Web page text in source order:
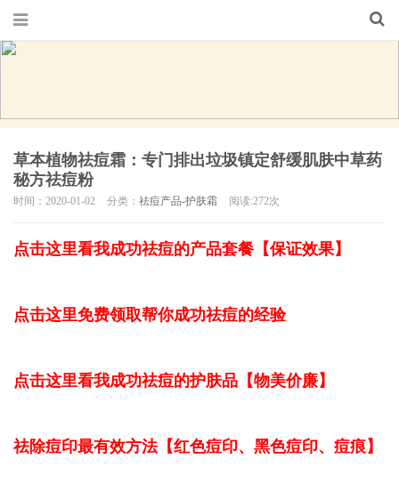
草本植物祛痘霜：专门排出垃圾镇定舒缓肌肤中草药
秘方祛痘粉
时间：2020-01-02 分类： 祛痘产品-护肤霜 阅读:272次
点击这里看我成功祛痘的产品套餐【保证效果】
点击这里免费领取帮你成功祛痘的经验
点击这里看我成功祛痘的护肤品【物美价廉】
祛除痘印最有效方法【红色痘印、黑色痘印、痘痕】